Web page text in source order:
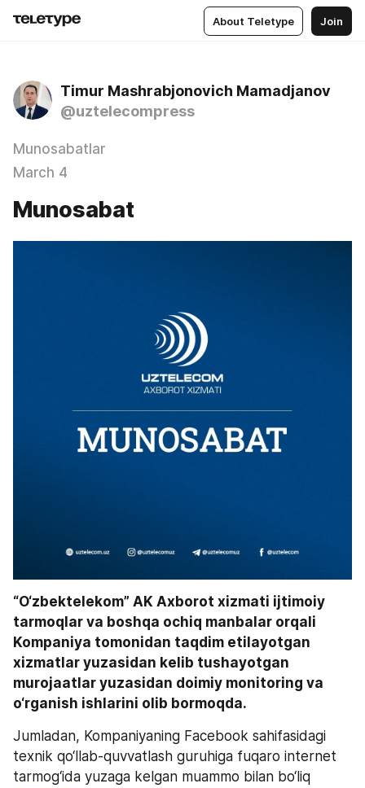
About Teletype Join
Timur Mashrabjonovich Mamadjanov
@uztelecompress
Munosabatlar
March 4
Munosabat
“O‘zbektelekom” AK Axborot xizmati ijtimoiy
tarmoqlar va boshqa ochiq manbalar orqali
Kompaniya tomonidan taqdim etilayotgan
xizmatlar yuzasidan kelib tushayotgan
murojaatlar yuzasidan doimiy monitoring va
o‘rganish ishlarini olib bormoqda.
Jumladan, Kompaniyaning Facebook sahifasidagi
texnik qo‘llab-quvvatlash guruhiga fuqaro internet